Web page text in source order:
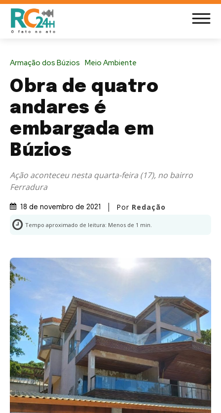
Armação dos Búzios Meio Ambiente
Obra de quatro
andares é
embargada em
Búzios
Ação aconteceu nesta quarta-feira (17), no bairro
Ferradura
18 de novembro de 2021 Por Redação
Tempo aproximado de leitura: Menos de 1 min.